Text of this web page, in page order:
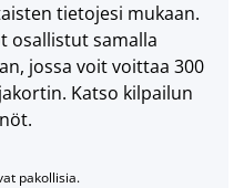
tietojesi mukaan.
osallistut samalla
jossa voit voittaa 300
Katso kilpailun
pakollisia.